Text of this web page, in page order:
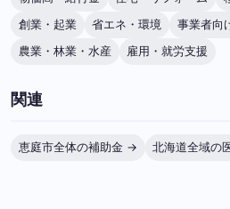
創業・起業
省エネ・環境 事業者向
農業・林業・水産
雇用・就労支援
関連
恵庭市全体の補助金 → 北海道全域の